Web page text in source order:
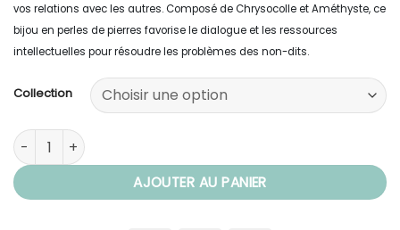
vos relations avec les autres. Composé de Chrysocolle et Améthyste, ce
bijou en perles de pierres favorise le dialogue et les ressources
intellectuelles pour résoudre les problèmes des non-dits.
Collection
quantité de Bracelet Mala 108 Perles "Tolérance"
AJOUTER AU PANIER